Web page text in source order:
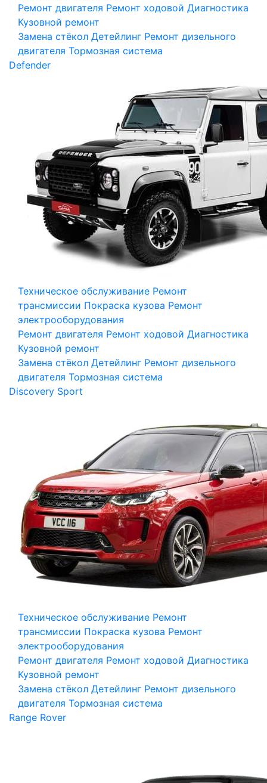
Ремонт двигателя Ремонт ходовой Диагностика
Кузовной ремонт
Замена стёкол Детейлинг Ремонт дизельного
двигателя Тормозная система
Defender
Техническое обслуживание Ремонт
трансмиссии Покраска кузова Ремонт
электрооборудования
Ремонт двигателя Ремонт ходовой Диагностика
Кузовной ремонт
Замена стёкол Детейлинг Ремонт дизельного
двигателя Тормозная система
Discovery Sport
Техническое обслуживание Ремонт
трансмиссии Покраска кузова Ремонт
электрооборудования
Ремонт двигателя Ремонт ходовой Диагностика
Кузовной ремонт
Замена стёкол Детейлинг Ремонт дизельного
двигателя Тормозная система
Range Rover